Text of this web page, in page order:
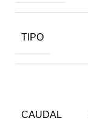
TIPO
CAUDAL